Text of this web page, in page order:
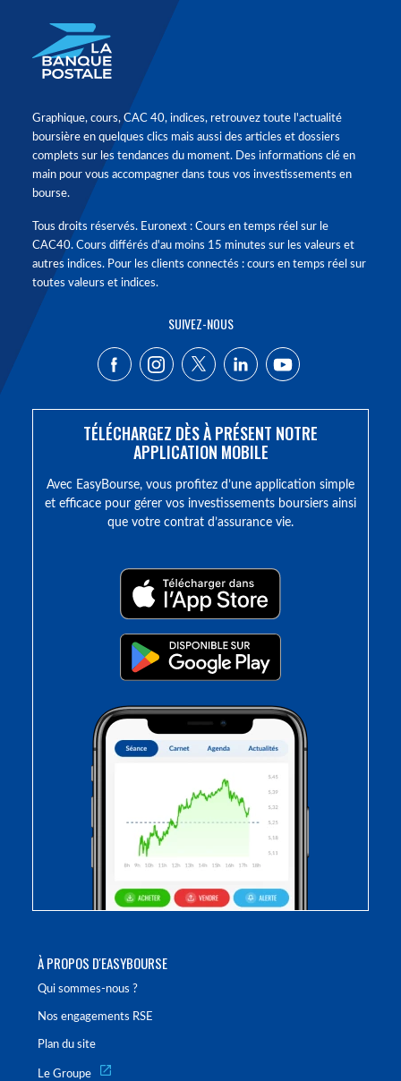
À PROPOS D'EASYBOURSE
Qui sommes-nous ?
Nos engagements RSE
Plan du site
Le Groupe
Graphique, cours, CAC 40, indices, retrouvez toute l'actualité
boursière en quelques clics mais aussi des articles et dossiers
complets sur les tendances du moment. Des informations clé en
main pour vous accompagner dans tous vos investissements en
bourse.
Tous droits réservés. Euronext : Cours en temps réel sur le
CAC40. Cours différés d'au moins 15 minutes sur les valeurs et
autres indices. Pour les clients connectés : cours en temps réel sur
toutes valeurs et indices.
SUIVEZ-NOUS
TÉLÉCHARGEZ DÈS À PRÉSENT NOTRE
APPLICATION MOBILE
Avec EasyBourse, vous profitez d’une application simple
et efficace pour gérer vos investissements boursiers ainsi
que votre contrat d’assurance vie.